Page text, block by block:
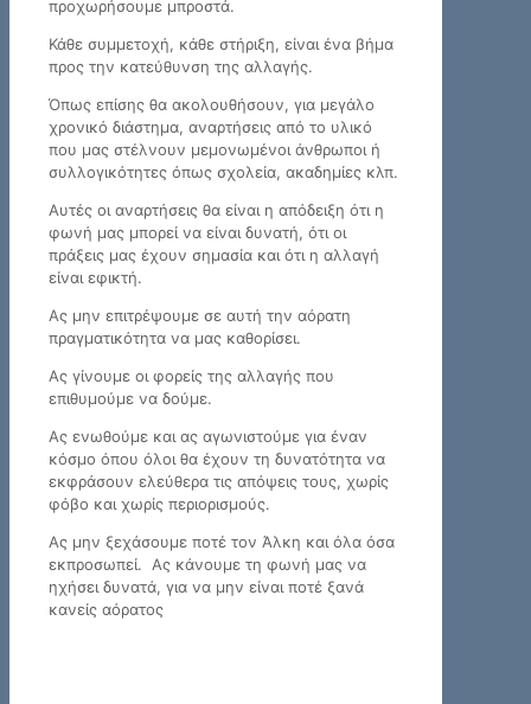
προχωρήσουμε μπροστά.
Κάθε συμμετοχή, κάθε στήριξη, είναι ένα βήμα
προς την κατεύθυνση της αλλαγής.
Όπως επίσης θα ακολουθήσουν, για μεγάλο
χρονικό διάστημα, αναρτήσεις από το υλικό
που μας στέλνουν μεμονωμένοι άνθρωποι ή
συλλογικότητες όπως σχολεία, ακαδημίες κλπ.
Αυτές οι αναρτήσεις θα είναι η απόδειξη ότι η
φωνή μας μπορεί να είναι δυνατή, ότι οι
πράξεις μας έχουν σημασία και ότι η αλλαγή
είναι εφικτή.
Ας μην επιτρέψουμε σε αυτή την αόρατη
πραγματικότητα να μας καθορίσει.
Ας γίνουμε οι φορείς της αλλαγής που
επιθυμούμε να δούμε.
Ας ενωθούμε και ας αγωνιστούμε για έναν
κόσμο όπου όλοι θα έχουν τη δυνατότητα να
εκφράσουν ελεύθερα τις απόψεις τους, χωρίς
φόβο και χωρίς περιορισμούς.
Ας μην ξεχάσουμε ποτέ τον Άλκη και όλα όσα
εκπροσωπεί. Ας κάνουμε τη φωνή μας να
ηχήσει δυνατά, για να μην είναι ποτέ ξανά
κανείς αόρατος